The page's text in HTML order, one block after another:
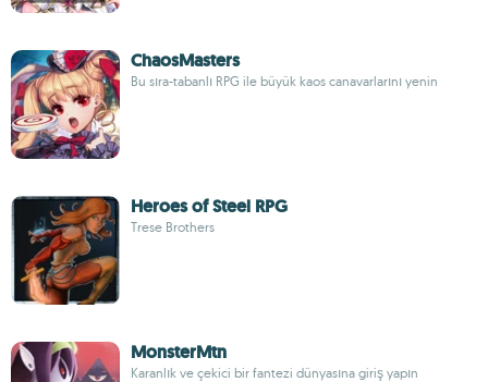
ChaosMasters
Bu sıra-tabanlı RPG ile büyük kaos canavarlarını yenin
Heroes of Steel RPG
Trese Brothers
MonsterMtn
Karanlık ve çekici bir fantezi dünyasına giriş yapın